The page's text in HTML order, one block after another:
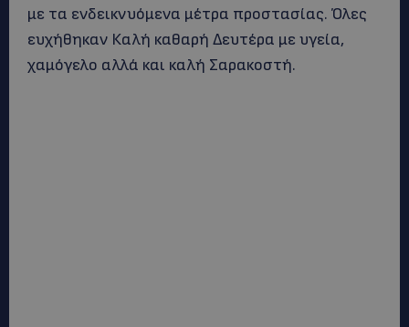
με τα ενδεικνυόμενα μέτρα προστασίας. Όλες
ευχήθηκαν Καλή καθαρή Δευτέρα με υγεία,
χαμόγελο αλλά και καλή Σαρακοστή.